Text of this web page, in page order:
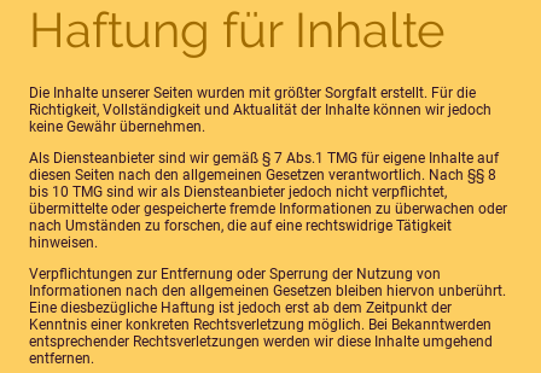
Haftung für Inhalte
Die Inhalte unserer Seiten wurden mit größter Sorgfalt erstellt. Für die
Richtigkeit, Vollständigkeit und Aktualität der Inhalte können wir jedoch
keine Gewähr übernehmen.
Als Diensteanbieter sind wir gemäß § 7 Abs.1 TMG für eigene Inhalte auf
diesen Seiten nach den allgemeinen Gesetzen verantwortlich. Nach §§ 8
bis 10 TMG sind wir als Diensteanbieter jedoch nicht verpflichtet,
übermittelte oder gespeicherte fremde Informationen zu überwachen oder
nach Umständen zu forschen, die auf eine rechtswidrige Tätigkeit
hinweisen.
Verpflichtungen zur Entfernung oder Sperrung der Nutzung von
Informationen nach den allgemeinen Gesetzen bleiben hiervon unberührt.
Eine diesbezügliche Haftung ist jedoch erst ab dem Zeitpunkt der
Kenntnis einer konkreten Rechtsverletzung möglich. Bei Bekanntwerden
entsprechender Rechtsverletzungen werden wir diese Inhalte umgehend
entfernen.